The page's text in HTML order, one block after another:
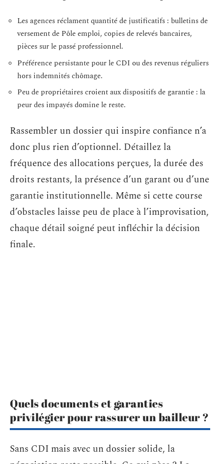
Les agences réclament quantité de justificatifs : bulletins de
versement de Pôle emploi, copies de relevés bancaires,
pièces sur le passé professionnel.
Préférence persistante pour le CDI ou des revenus réguliers
hors indemnités chômage.
Peu de propriétaires croient aux dispositifs de garantie : la
peur des impayés domine le reste.
Rassembler un dossier qui inspire confiance n’a
donc plus rien d’optionnel. Détaillez la
fréquence des allocations perçues, la durée des
droits restants, la présence d’un garant ou d’une
garantie institutionnelle. Même si cette course
d’obstacles laisse peu de place à l’improvisation,
chaque détail soigné peut infléchir la décision
finale.
Quels documents et garanties
privilégier pour rassurer un bailleur ?
Sans CDI mais avec un dossier solide, la